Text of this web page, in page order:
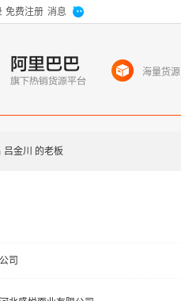
海量货源
吕金川 的老板
公司